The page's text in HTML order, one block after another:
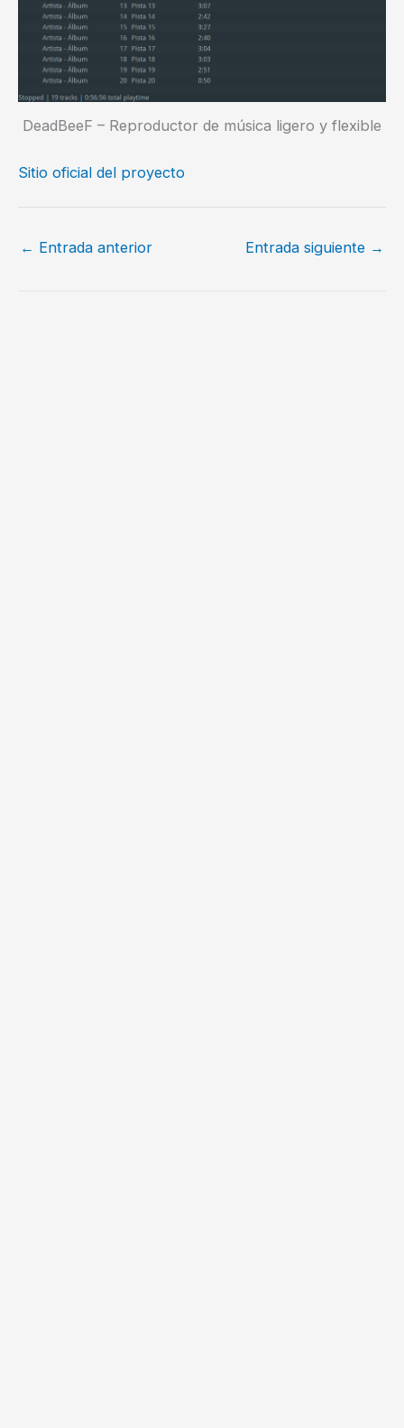
DeadBeeF – Reproductor de música ligero y flexible
Sitio oficial del proyecto
← Entrada anterior Entrada siguiente →